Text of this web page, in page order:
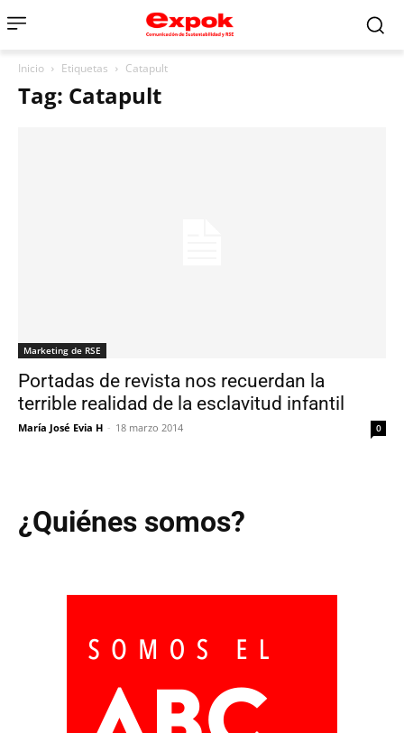
Inicio Etiquetas Catapult
Tag: Catapult
Marketing de RSE
Portadas de revista nos recuerdan la
terrible realidad de la esclavitud infantil
María José Evia H - 18 marzo 2014 0
¿Quiénes somos?